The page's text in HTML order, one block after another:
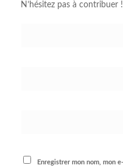
N’hésitez pas à contribuer !
Enregistrer mon nom, mon